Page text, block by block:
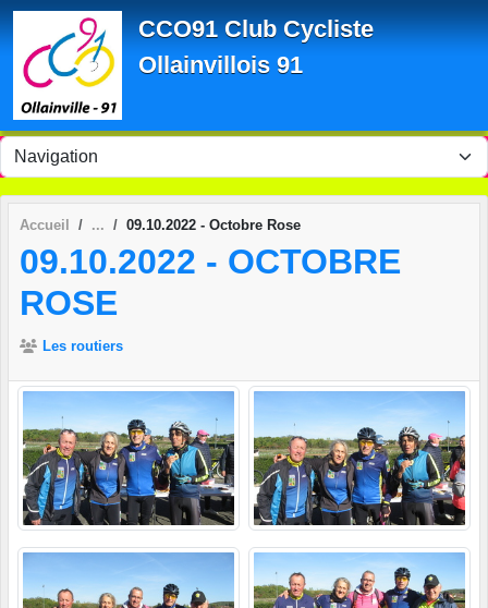
CCO91 Club Cycliste
Ollainvillois 91
Accueil 09.10.2022 - Octobre Rose
09.10.2022 - OCTOBRE
ROSE
Les routiers
Panneau de gestion des cookies